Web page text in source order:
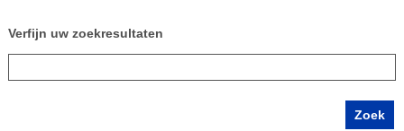
Verfijn uw zoekresultaten